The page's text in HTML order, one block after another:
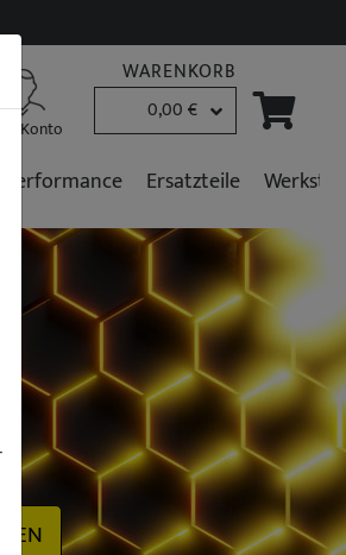
Konto
WARENKORB
0,00 €
Performance Ersatzteile